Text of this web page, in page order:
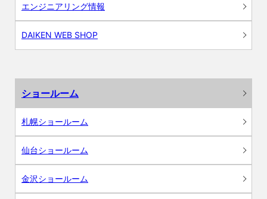
エンジニアリング情報
DAIKEN WEB SHOP
ショールーム
札幌ショールーム
仙台ショールーム
金沢ショールーム